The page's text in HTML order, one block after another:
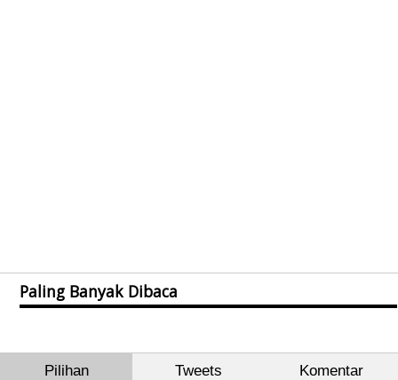
Paling Banyak Dibaca
Pilihan Tweets Komentar